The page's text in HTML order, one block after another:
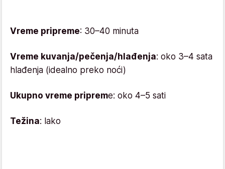
Vreme pripreme: 30–40 minuta
Vreme kuvanja/pečenja/hlađenja: oko 3–4 sata
hlađenja (idealno preko noći)
Ukupno vreme pripreme: oko 4–5 sati
Težina: lako